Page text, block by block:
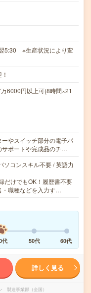
5:30 ※生産状況により変
6000円以上可(8時間×21
ーやスイッチ部分の電子パ
サポートや完成品のチ…
ソコンスキル不要 / 英語力
だけでもOK！履歴書不要
職種などを入力す…
代 50代 60代
詳しく見る
製造事業部（全国）